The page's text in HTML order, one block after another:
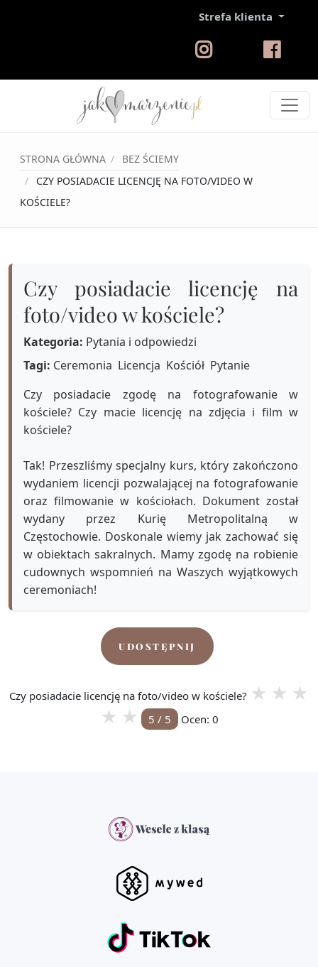
Strefa klienta
STRONA GŁÓWNA
BEZ ŚCIEMY
CZY POSIADACIE LICENCJĘ NA FOTO/VIDEO W
KOŚCIELE?
Czy posiadacie licencję na
foto/video w kościele?
Kategoria: Pytania i odpowiedzi
Tagi: Ceremonia Licencja Kościół Pytanie
Czy posiadacie zgodę na fotografowanie w
kościele? Czy macie licencję na zdjęcia i film w
kościele?
Tak! Przeszliśmy specjalny kurs, który zakończono
wydaniem licencji pozwalającej na fotografowanie
oraz filmowanie w kościołach. Dokument został
wydany przez Kurię Metropolitalną w
Częstochowie. Doskonale wiemy jak zachować się
w obiektach sakralnych. Mamy zgodę na robienie
cudownych wspomnień na Waszych wyjątkowych
ceremoniach!
UDOSTĘPNIJ
Czy posiadacie licencję na foto/video w kościele? ★ ★ ★
★ ★ 5 / 5 Ocen: 0